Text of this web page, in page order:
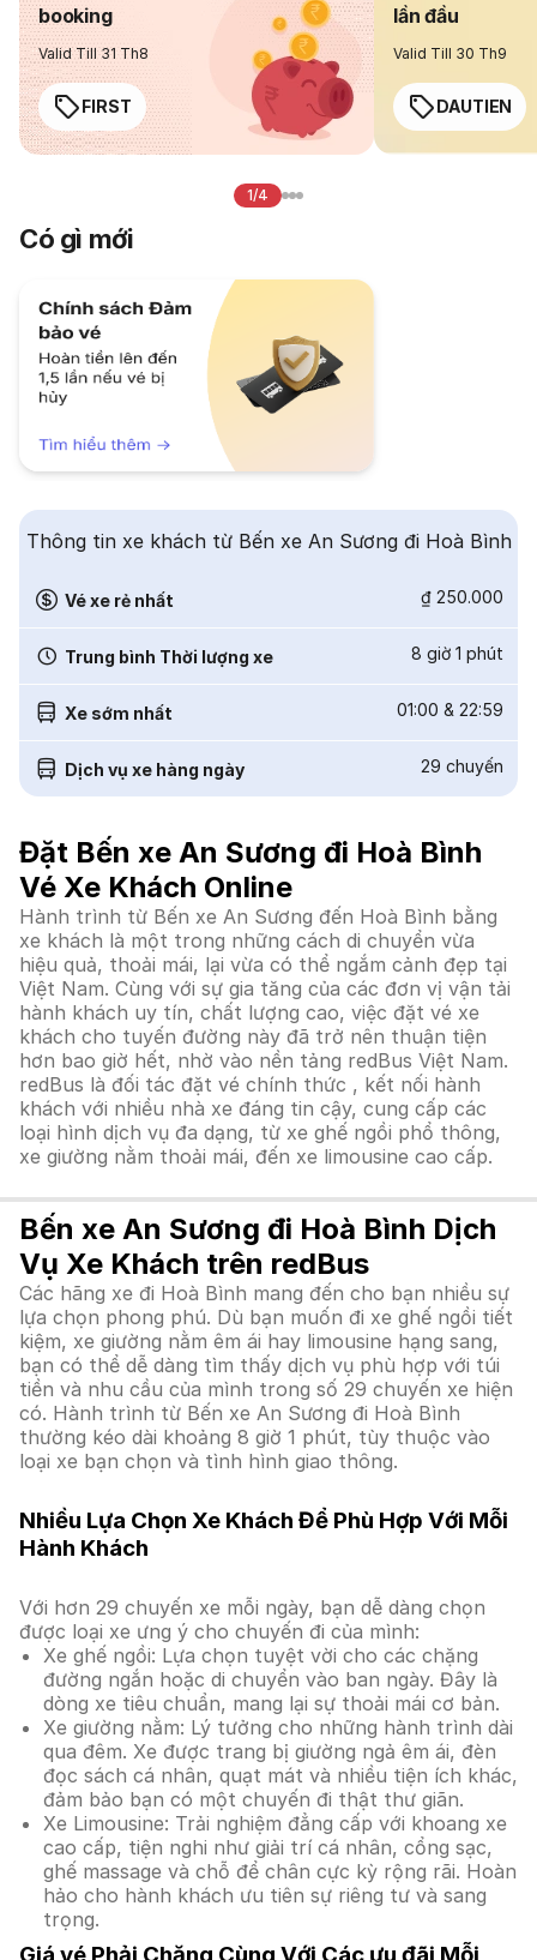
booking
Valid Till 31 Th8
FIRST
lần đầu
Valid Till 30 Th9
DAUTIEN
1/4
Có gì mới
Thông tin xe khách từ Bến xe An Sương đi Hoà Bình
Vé xe rẻ nhất ₫ 250.000
Trung bình Thời lượng xe 8 giờ 1 phút
Xe sớm nhất 01:00 & 22:59
Dịch vụ xe hàng ngày 29 chuyến
Đặt Bến xe An Sương đi Hoà Bình
Vé Xe Khách Online
Hành trình từ Bến xe An Sương đến Hoà Bình bằng
xe khách là một trong những cách di chuyển vừa
hiệu quả, thoải mái, lại vừa có thể ngắm cảnh đẹp tại
Việt Nam. Cùng với sự gia tăng của các đơn vị vận tải
hành khách uy tín, chất lượng cao, việc đặt vé xe
khách cho tuyến đường này đã trở nên thuận tiện
hơn bao giờ hết, nhờ vào nền tảng redBus Việt Nam.
redBus là đối tác đặt vé chính thức , kết nối hành
khách với nhiều nhà xe đáng tin cậy, cung cấp các
loại hình dịch vụ đa dạng, từ xe ghế ngồi phổ thông,
xe giường nằm thoải mái, đến xe limousine cao cấp.
Bến xe An Sương đi Hoà Bình Dịch
Vụ Xe Khách trên redBus
Các hãng xe đi Hoà Bình mang đến cho bạn nhiều sự
lựa chọn phong phú. Dù bạn muốn đi xe ghế ngồi tiết
kiệm, xe giường nằm êm ái hay limousine hạng sang,
bạn có thể dễ dàng tìm thấy dịch vụ phù hợp với túi
tiền và nhu cầu của mình trong số 29 chuyến xe hiện
có. Hành trình từ Bến xe An Sương đi Hoà Bình
thường kéo dài khoảng 8 giờ 1 phút, tùy thuộc vào
loại xe bạn chọn và tình hình giao thông.
Nhiều Lựa Chọn Xe Khách Để Phù Hợp Với Mỗi
Hành Khách
Với hơn 29 chuyến xe mỗi ngày, bạn dễ dàng chọn
được loại xe ưng ý cho chuyến đi của mình:
Xe ghế ngồi: Lựa chọn tuyệt vời cho các chặng
đường ngắn hoặc di chuyển vào ban ngày. Đây là
dòng xe tiêu chuẩn, mang lại sự thoải mái cơ bản.
Xe giường nằm: Lý tưởng cho những hành trình dài
qua đêm. Xe được trang bị giường ngả êm ái, đèn
đọc sách cá nhân, quạt mát và nhiều tiện ích khác,
đảm bảo bạn có một chuyến đi thật thư giãn.
Xe Limousine: Trải nghiệm đẳng cấp với khoang xe
cao cấp, tiện nghi như giải trí cá nhân, cổng sạc,
ghế massage và chỗ để chân cực kỳ rộng rãi. Hoàn
hảo cho hành khách ưu tiên sự riêng tư và sang
trọng.